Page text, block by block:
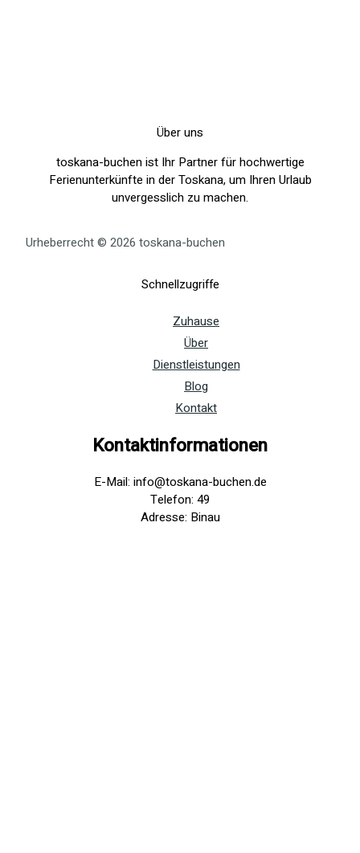
Über uns
toskana-buchen ist Ihr Partner für hochwertige
Ferienunterkünfte in der Toskana, um Ihren Urlaub
unvergesslich zu machen.
Urheberrecht © 2026 toskana-buchen
Schnellzugriffe
Zuhause
Über
Dienstleistungen
Blog
Kontakt
Kontaktinformationen
E-Mail: info@toskana-buchen.de
Telefon: 49
Adresse: Binau